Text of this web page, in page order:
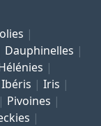
Dauphinelles
Ibéris
Iris
Pivoines